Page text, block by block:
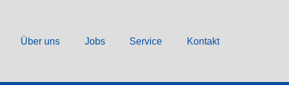
Über uns Jobs Service Kontakt